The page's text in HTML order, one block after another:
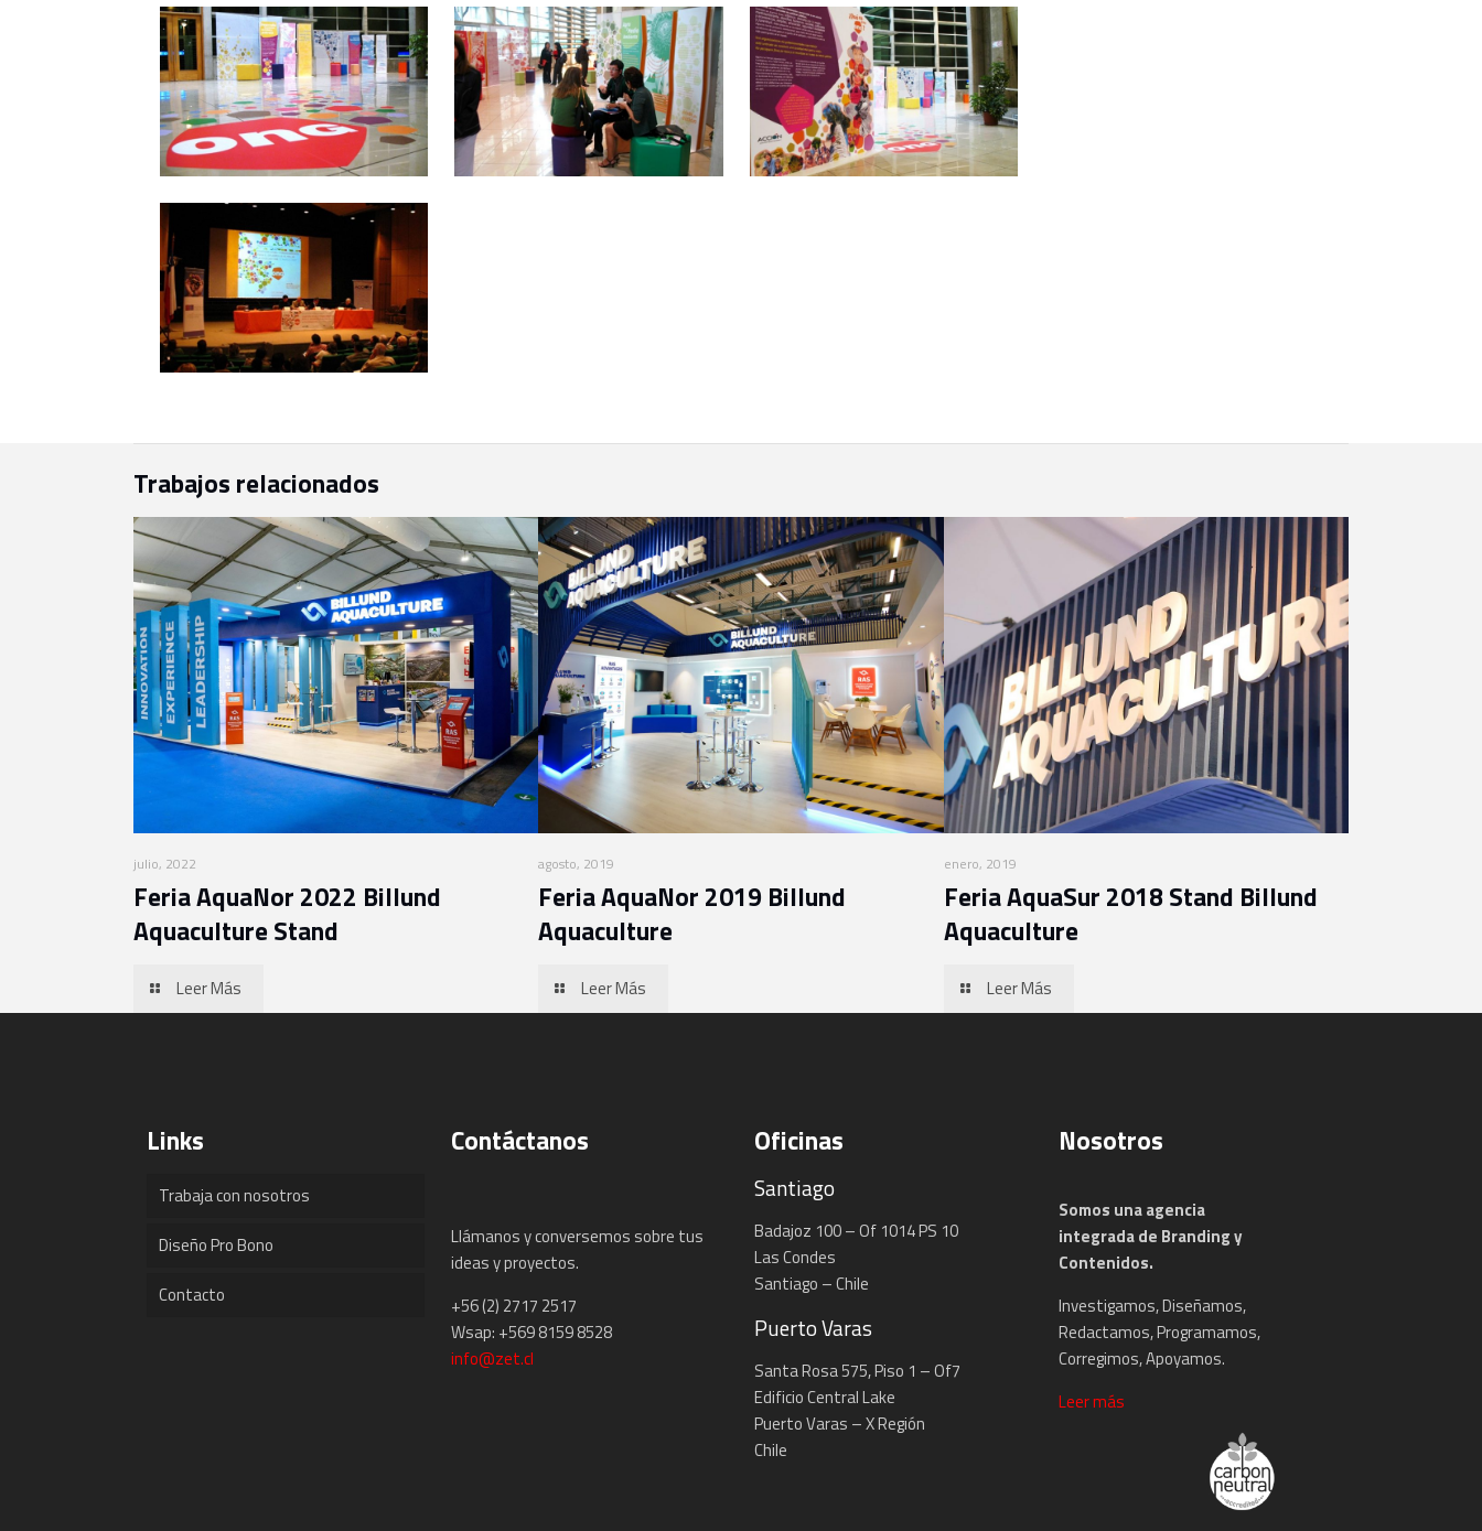
Trabajos relacionados
julio, 2022
Feria AquaNor 2022 Billund
Aquaculture Stand
Leer Más
agosto, 2019
Feria AquaNor 2019 Billund
Aquaculture
Leer Más
enero, 2019
Feria AquaSur 2018 Stand Billund
Aquaculture
Leer Más
Links
Trabaja con nosotros
Diseño Pro Bono
Contacto
Contáctanos
Llámanos y conversemos sobre tus
ideas y proyectos.
+56 (2) 2717 2517
Wsap: +569 8159 8528
info@zet.cl
Oficinas
Santiago
Badajoz 100 – Of 1014 PS 10
Las Condes
Santiago – Chile
Puerto Varas
Santa Rosa 575, Piso 1 – Of7
Edificio Central Lake
Puerto Varas – X Región
Chile
Nosotros
Somos una agencia
integrada de Branding y
Contenidos.
Investigamos, Diseñamos,
Redactamos, Programamos,
Corregimos, Apoyamos.
Leer más